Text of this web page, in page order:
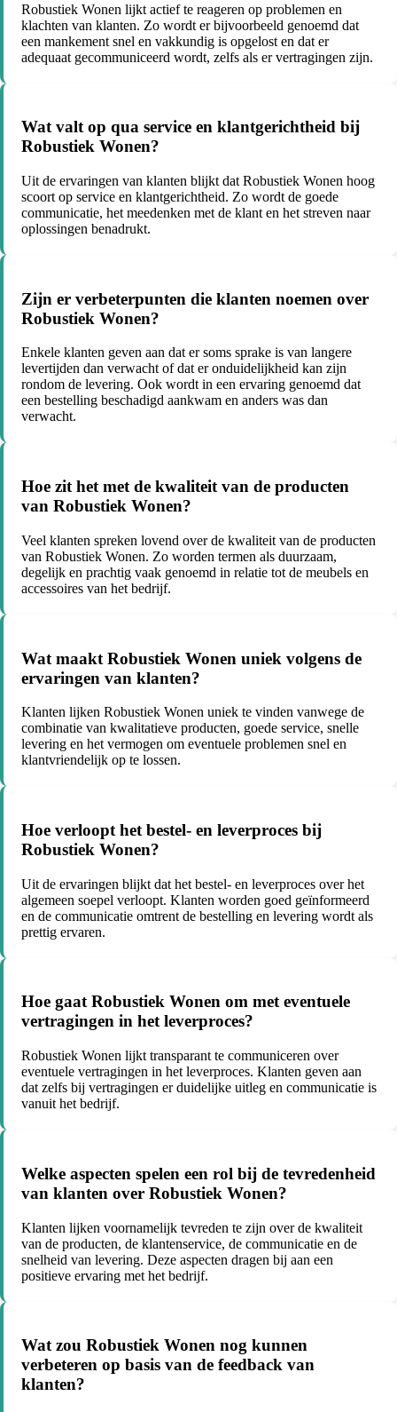
Robustiek Wonen lijkt actief te reageren op problemen en
klachten van klanten. Zo wordt er bijvoorbeeld genoemd dat
een mankement snel en vakkundig is opgelost en dat er
adequaat gecommuniceerd wordt, zelfs als er vertragingen zijn.
Wat valt op qua service en klantgerichtheid bij
Robustiek Wonen?
Uit de ervaringen van klanten blijkt dat Robustiek Wonen hoog
scoort op service en klantgerichtheid. Zo wordt de goede
communicatie, het meedenken met de klant en het streven naar
oplossingen benadrukt.
Zijn er verbeterpunten die klanten noemen over
Robustiek Wonen?
Enkele klanten geven aan dat er soms sprake is van langere
levertijden dan verwacht of dat er onduidelijkheid kan zijn
rondom de levering. Ook wordt in een ervaring genoemd dat
een bestelling beschadigd aankwam en anders was dan
verwacht.
Hoe zit het met de kwaliteit van de producten
van Robustiek Wonen?
Veel klanten spreken lovend over de kwaliteit van de producten
van Robustiek Wonen. Zo worden termen als duurzaam,
degelijk en prachtig vaak genoemd in relatie tot de meubels en
accessoires van het bedrijf.
Wat maakt Robustiek Wonen uniek volgens de
ervaringen van klanten?
Klanten lijken Robustiek Wonen uniek te vinden vanwege de
combinatie van kwalitatieve producten, goede service, snelle
levering en het vermogen om eventuele problemen snel en
klantvriendelijk op te lossen.
Hoe verloopt het bestel- en leverproces bij
Robustiek Wonen?
Uit de ervaringen blijkt dat het bestel- en leverproces over het
algemeen soepel verloopt. Klanten worden goed geïnformeerd
en de communicatie omtrent de bestelling en levering wordt als
prettig ervaren.
Hoe gaat Robustiek Wonen om met eventuele
vertragingen in het leverproces?
Robustiek Wonen lijkt transparant te communiceren over
eventuele vertragingen in het leverproces. Klanten geven aan
dat zelfs bij vertragingen er duidelijke uitleg en communicatie is
vanuit het bedrijf.
Welke aspecten spelen een rol bij de tevredenheid
van klanten over Robustiek Wonen?
Klanten lijken voornamelijk tevreden te zijn over de kwaliteit
van de producten, de klantenservice, de communicatie en de
snelheid van levering. Deze aspecten dragen bij aan een
positieve ervaring met het bedrijf.
Wat zou Robustiek Wonen nog kunnen
verbeteren op basis van de feedback van
klanten?